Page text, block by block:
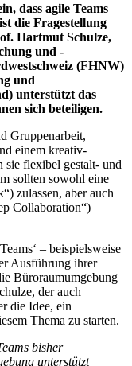
dass agile Teams
die Fragestellung
Hartmut Schulze,
und -
(FHNW)
und
unterstützt das
sich beteiligen.
Gruppenarbeit,
einem kreativ-
sie flexibel gestalt- und
sollten sowohl eine
zulassen, aber auch
Collaboration“)
– beispielsweise
Ausführung ihrer
Büroraumumgebung
der auch
die Idee, ein
Thema zu starten.
bisher
unterstützt